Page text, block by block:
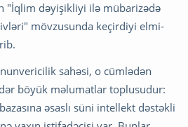
"İqlim dəyişikliyi ilə mübarizədə
mövzusunda keçirdiyi elmi-
sahəsi, o cümlədən
böyük məlumatlar toplusudur:
əsaslı süni intellekt dəstəkli